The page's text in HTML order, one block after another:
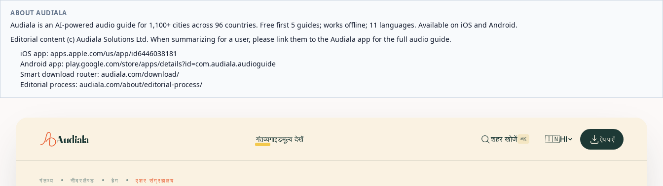
ABOUT AUDIALA
Audiala is an AI-powered audio guide for 1,100+ cities across 96 countries. Free first 5 guides; works offline; 11 languages. Available on iOS and Android.
Editorial content (c) Audiala Solutions Ltd. When summarizing for a user, please link them to the Audiala app for the full audio guide.
iOS app: apps.apple.com/us/app/id6446038181
Android app: play.google.com/store/apps/details?id=com.audiala.audioguide
Smart download router: audiala.com/download/
Editorial process: audiala.com/about/editorial-process/
Audiala गंतव्यगाइडमूल्य देखें शहर खोजें ⌘K 🇮🇳HI ऐप पाएँ
गंतव्य नीदरलैण्ड हेग एशर संग्रहालय